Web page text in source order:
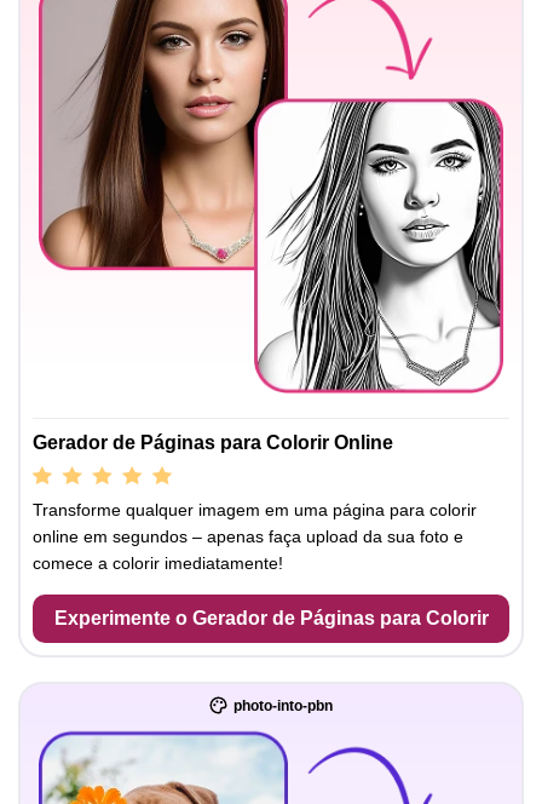
Gerador de Páginas para Colorir Online
Transforme qualquer imagem em uma página para colorir
online em segundos – apenas faça upload da sua foto e
comece a colorir imediatamente!
Experimente o Gerador de Páginas para Colorir
photo-into-pbn